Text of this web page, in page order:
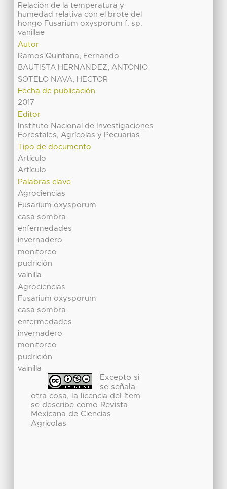
Relación de la temperatura y
humedad relativa con el brote del
hongo Fusarium oxysporum f. sp.
vanillae
Autor
Ramos Quintana, Fernando
BAUTISTA HERNANDEZ, ANTONIO
SOTELO NAVA, HECTOR
Fecha de publicación
2017
Editor
Instituto Nacional de Investigaciones
Forestales, Agrícolas y Pecuarias
Tipo de documento
Artículo
Artículo
Palabras clave
Agrociencias
Fusarium oxysporum
casa sombra
enfermedades
invernadero
monitoreo
pudrición
vainilla
Agrociencias
Fusarium oxysporum
casa sombra
enfermedades
invernadero
monitoreo
pudrición
vainilla
Excepto si
se señala
otra cosa, la licencia del ítem
se describe como Revista
Mexicana de Ciencias
Agrícolas